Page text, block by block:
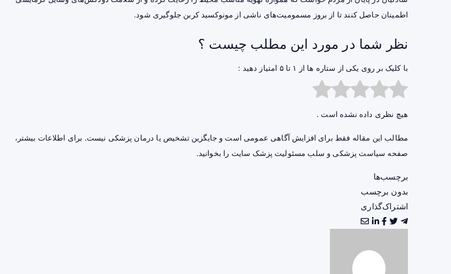
اطمینان حاصل کنند تا از بروز مسمومیت‌های ناشی از مونوکسید کربن جلوگیری شود.
نظر شما در مورد این مطلب چیست ؟
با کلیک بر روی یکی از ستاره ها از ۱ تا ۵ امتیاز دهید :
هیچ نظری داده نشده است .
مطالب این مقاله فقط برای افزایش آگاهی عمومی است و جایگزین تشخیص یا درمان پزشکی نیست. برای اطلاعات بیشتر،
صفحه سیاست پزشکی و سلب مسئولیت پزشک سایت را بخوانید.
برچسب‌ها
بدون برچسب
اشتراک‌گذاری